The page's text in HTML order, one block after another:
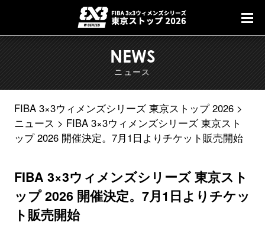
NEWS
ニュース
FIBA 3×3ウィメンズシリーズ 東京ストップ 2026
ニュース
FIBA 3×3ウィメンズシリーズ 東京スト
ップ 2026 開催決定。7月1日よりチケット販売開始
FIBA 3×3ウィメンズシリーズ 東京スト
ップ 2026 開催決定。7月1日よりチケッ
ト販売開始